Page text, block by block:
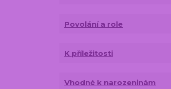
Povolání a role
K příležitosti
Vhodné k narozeninám